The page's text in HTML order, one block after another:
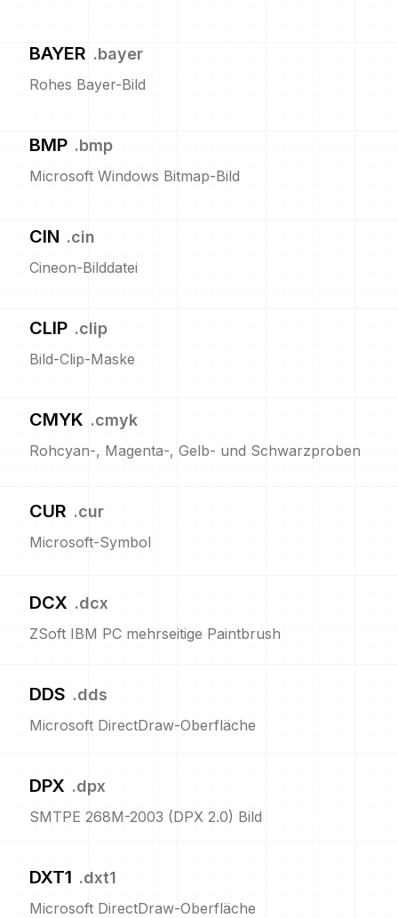
BAYER .bayer
Rohes Bayer-Bild
BMP .bmp
Microsoft Windows Bitmap-Bild
CIN .cin
Cineon-Bilddatei
CLIP .clip
Bild-Clip-Maske
CMYK .cmyk
Rohcyan-, Magenta-, Gelb- und Schwarzproben
CUR .cur
Microsoft-Symbol
DCX .dcx
ZSoft IBM PC mehrseitige Paintbrush
DDS .dds
Microsoft DirectDraw-Oberfläche
DPX .dpx
SMTPE 268M-2003 (DPX 2.0) Bild
DXT1 .dxt1
Microsoft DirectDraw-Oberfläche